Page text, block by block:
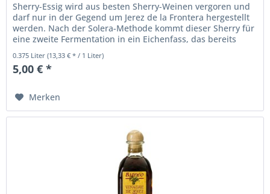
Sherry-Essig wird aus besten Sherry-Weinen vergoren und
darf nur in der Gegend um Jerez de la Frontera hergestellt
werden. Nach der Solera-Methode kommt dieser Sherry für
eine zweite Fermentation in ein Eichenfass, das bereits
alten...
0.375 Liter(13,33 € * / 1 Liter)
5,00 € *
Merken